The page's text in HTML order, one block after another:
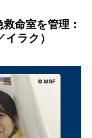
命室を管理：
ラク）